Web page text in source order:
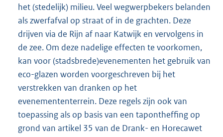
het (stedelijk) milieu. Veel wegwerpbekers belanden
als zwerfafval op straat of in de grachten. Deze
drijven via de Rijn af naar Katwijk en vervolgens in
de zee. Om deze nadelige effecten te voorkomen,
kan voor (stadsbrede)evenementen het gebruik van
eco-glazen worden voorgeschreven bij het
verstrekken van dranken op het
evenemententerrein. Deze regels zijn ook van
toepassing als op basis van een tapontheffing op
grond van artikel 35 van de Drank- en Horecawet